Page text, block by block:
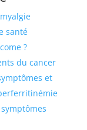
santé
?
du cancer
et